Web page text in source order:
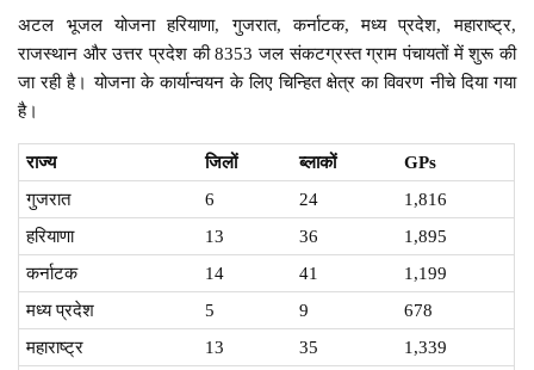
अटल भूजल योजना हरियाणा, गुजरात, कर्नाटक, मध्य प्रदेश, महाराष्ट्र,
राजस्थान और उत्तर प्रदेश की 8353 जल संकटग्रस्त ग्राम पंचायतों में शुरू की
जा रही है। योजना के कार्यान्वयन के लिए चिन्हित क्षेत्र का विवरण नीचे दिया गया
है।
राज्य जिलों ब्लाकों
GPs
गुजरात
6 24
1,816
हरियाणा
13 36
1,895
कर्नाटक
14 41
1,199
मध्य प्रदेश
5 9
678
महाराष्ट्र
13 35
1,339